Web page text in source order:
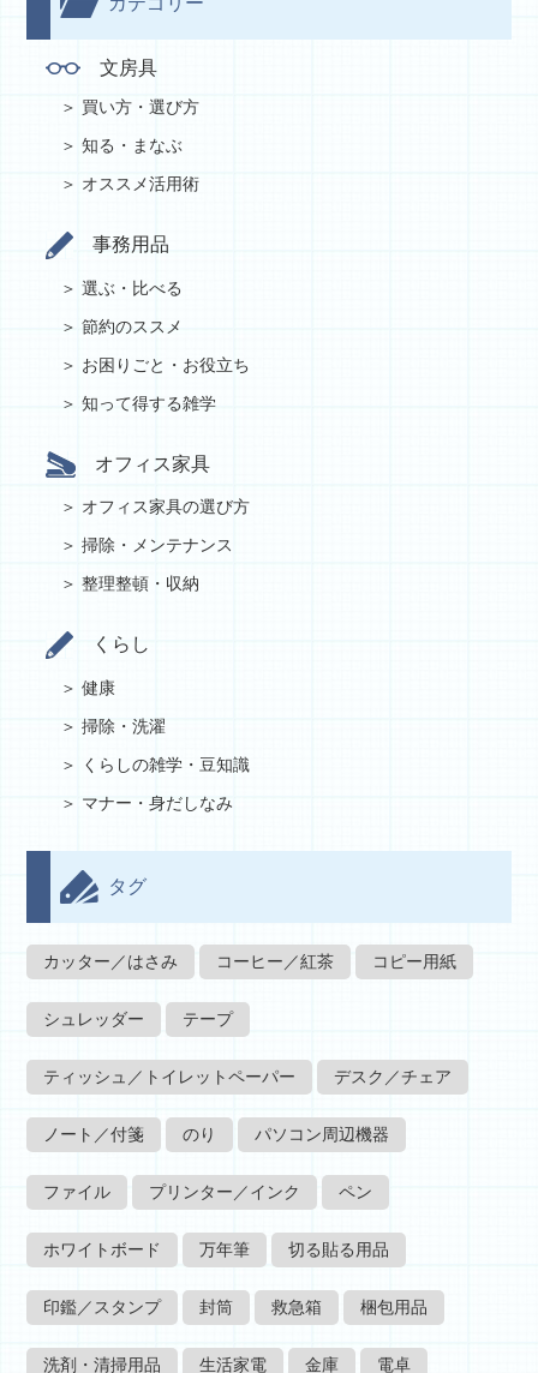
文房具
買い方・選び方
知る・まなぶ
オススメ活用術
事務用品
選ぶ・比べる
節約のススメ
お困りごと・お役立ち
知って得する雑学
オフィス家具
オフィス家具の選び方
掃除・メンテナンス
整理整頓・収納
くらし
健康
掃除・洗濯
くらしの雑学・豆知識
マナー・身だしなみ
タグ
カッター／はさみ コーヒー／紅茶 コピー用紙
シュレッダー テープ
ティッシュ／トイレットペーパー デスク／チェア
ノート／付箋 のり パソコン周辺機器
ファイル プリンター／インク ペン
ホワイトボード 万年筆 切る貼る用品
印鑑／スタンプ 封筒 救急箱 梱包用品
洗剤・清掃用品 生活家電 金庫 電卓